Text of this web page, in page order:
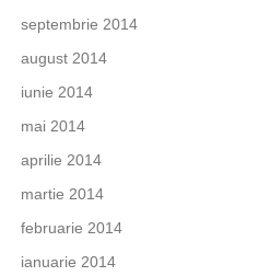
septembrie 2014
august 2014
iunie 2014
mai 2014
aprilie 2014
martie 2014
februarie 2014
ianuarie 2014